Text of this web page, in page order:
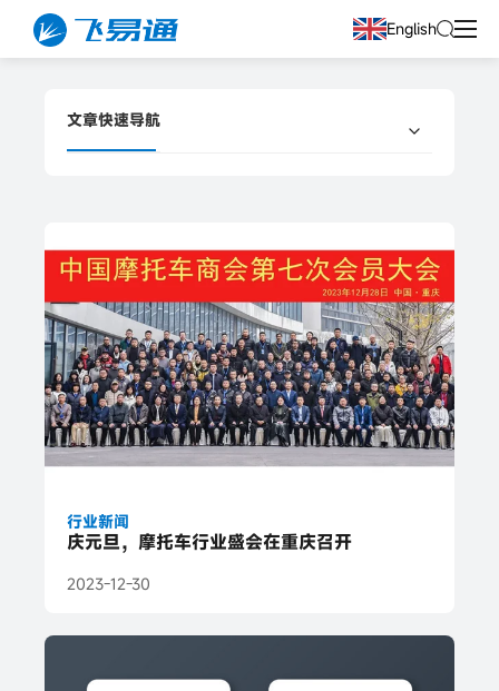
English
文章快速导航
行业新闻
庆元旦，摩托车行业盛会在重庆召开
2023-12-30